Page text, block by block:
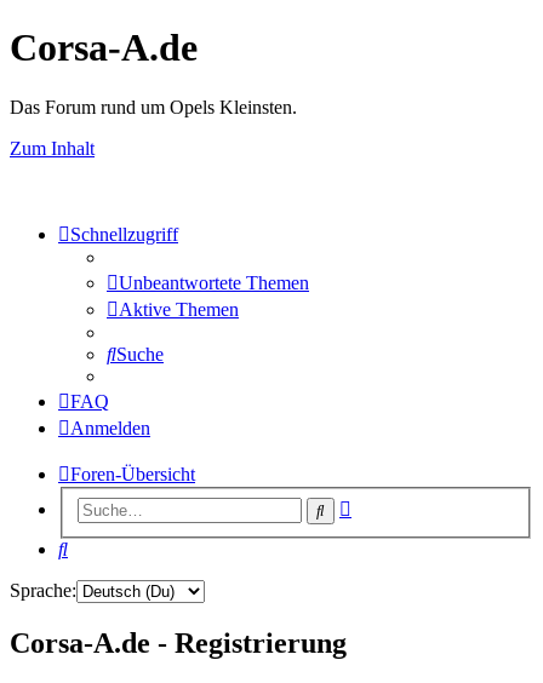
Corsa-A.de
Das Forum rund um Opels Kleinsten.
Zum Inhalt
Schnellzugriff
Unbeantwortete Themen
Aktive Themen
Suche
FAQ
Anmelden
Foren-Übersicht
Suche
Suche
Sprache:
Corsa-A.de - Registrierung